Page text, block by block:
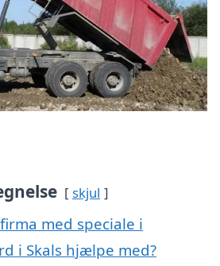
skjul
med speciale i
i Skals hjælpe med?